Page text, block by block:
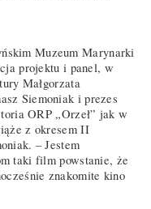
Muzeum Marynarki
projektu i panel, w
Małgorzata
Siemoniak i prezes
ORP „Orzeł” jak w
z okresem II
– Jestem
taki film powstanie, że
znakomite kino